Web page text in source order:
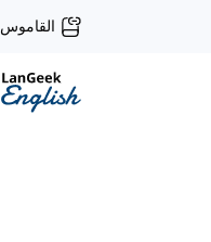
القاموس